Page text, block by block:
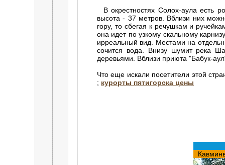
В окрестностях Солох-аула есть
высота - 37 метров. Вблизи них
гору, то сбегая к речушкам и
она идет по узкому скальному
ирреальный вид. Местами на
сочится вода. Внизу шумит река
деревьями. Вблизи приюта "Бабук-
Что еще искали посетители этой
; курорты пятигорска цены